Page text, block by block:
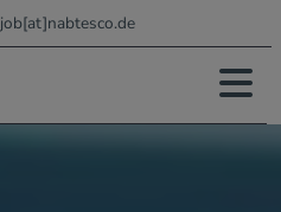
job[at]nabtesco.de